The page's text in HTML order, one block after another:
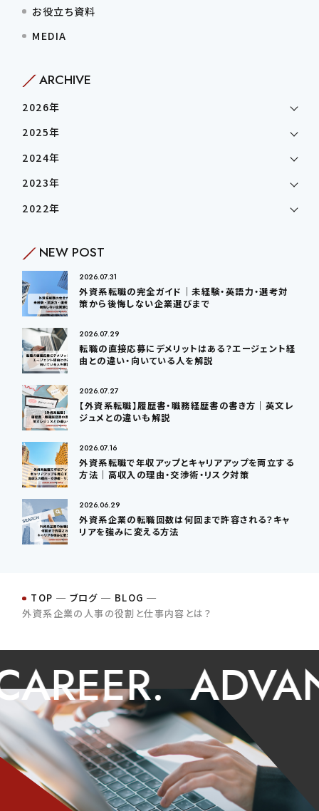
お役立ち資料
MEDIA
ARCHIVE
2026年
2025年
2024年
2023年
2022年
NEW POST
2026.07.31
外資系転職の完全ガイド｜未経験・英語力・選考対
策から後悔しない企業選びまで
2026.07.29
転職の直接応募にデメリットはある？エージェント経
由との違い・向いている人を解説
2026.07.27
【外資系転職】履歴書・職務経歴書の書き方｜英文レ
ジュメとの違いも解説
2026.07.16
外資系転職で年収アップとキャリアアップを両立する
方法｜高収入の理由・交渉術・リスク対策
2026.06.29
外資系企業の転職回数は何回まで許容される？キャ
リアを強みに変える方法
TOP ─ ブログ ─ BLOG ─
外資系企業の人事の役割と仕事内容とは？